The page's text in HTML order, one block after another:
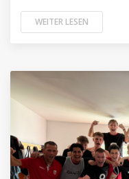
WEITER LESEN